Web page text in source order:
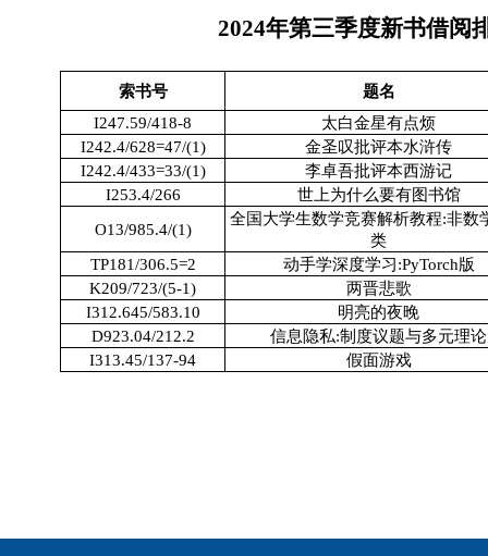
2024年第三季度新书借阅
索书号
题名
I247.59/418-8
太白金星有点烦
I242.4/628=47/(1)
金圣叹批评本水浒传
I242.4/433=33/(1)
李卓吾批评本西游记
I253.4/266
世上为什么要有图书馆
O13/985.4/(1)
全国大学生数学竞赛解析教程:非数
类
TP181/306.5=2
动手学深度学习:PyTorch版
K209/723/(5-1)
两晋悲歌
I312.645/583.10
明亮的夜晚
D923.04/212.2
信息隐私:制度议题与多元理论
I313.45/137-94
假面游戏